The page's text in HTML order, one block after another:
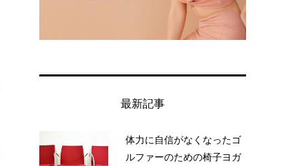
最新記事
体力に自信がなくなったゴ
ルファーのための椅子ヨガ